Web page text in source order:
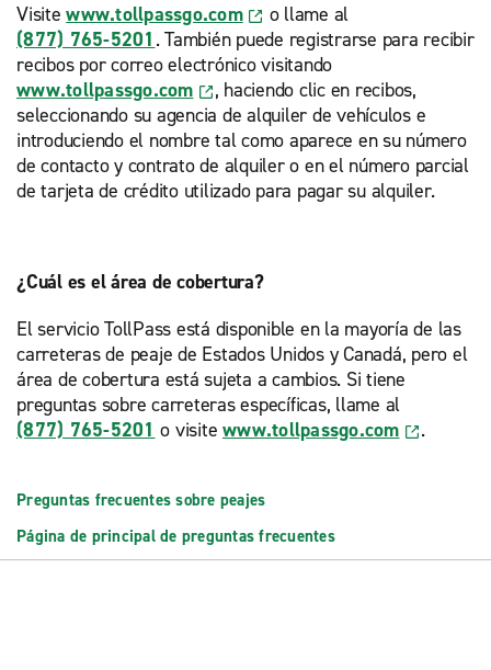
Visitewww.tollpassgo.com
o llame al
(877) 765-5201 . También puede registrarse para recibir
recibos por correo electrónico visitando
www.tollpassgo.com
, haciendo clic en recibos,
seleccionando su agencia de alquiler de vehículos e
introduciendo el nombre tal como aparece en su número
de contacto y contrato de alquiler o en el número parcial
de tarjeta de crédito utilizado para pagar su alquiler.
¿Cuál es el área de cobertura?
El servicio TollPass está disponible en la mayoría de las
carreteras de peaje de Estados Unidos y Canadá, pero el
área de cobertura está sujeta a cambios. Si tiene
preguntas sobre carreteras específicas, llame al
(877) 765-5201 o visite www.tollpassgo.com .
Preguntas frecuentes sobre peajes
Página de principal de preguntas frecuentes